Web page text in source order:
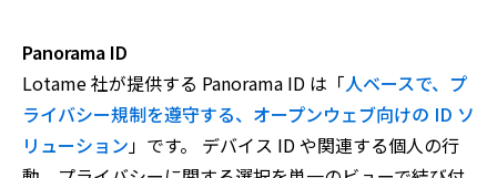
Panorama ID
Lotame 社が提供する Panorama ID は「人ベースで、プ
ライバシー規制を遵守する、オープンウェブ向けの ID ソ
リューション」です。 デバイス ID や関連する個人の行